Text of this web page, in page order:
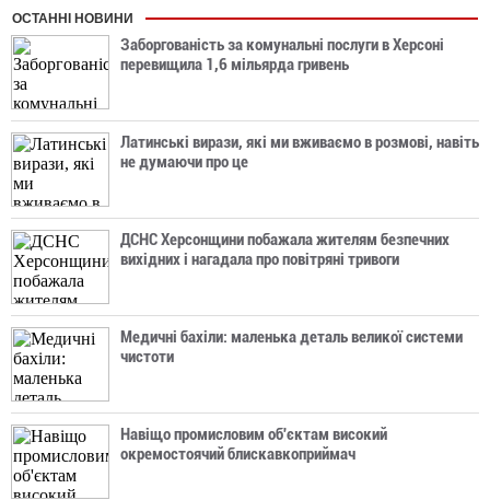
ОСТАННІ НОВИНИ
Заборгованість за комунальні послуги в Херсоні
перевищила 1,6 мільярда гривень
Латинські вирази, які ми вживаємо в розмові, навіть
не думаючи про це
ДСНС Херсонщини побажала жителям безпечних
вихідних і нагадала про повітряні тривоги
Медичні бахіли: маленька деталь великої системи
чистоти
Навіщо промисловим об'єктам високий
окремостоячий блискавкоприймач